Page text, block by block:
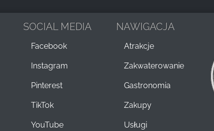
SOCIAL MEDIA
Facebook
Instagram
Pinterest
TikTok
YouTube
NAWIGACJA
Atrakcje
Zakwaterowanie
Gastronomia
Zakupy
Usługi